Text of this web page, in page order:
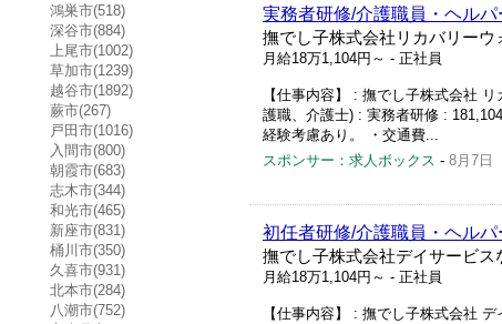
鴻巣市(518)
深谷市(884)
上尾市(1002)
草加市(1239)
越谷市(1892)
蕨市(267)
戸田市(1016)
入間市(800)
朝霞市(683)
志木市(344)
和光市(465)
新座市(831)
桶川市(350)
久喜市(931)
北本市(284)
八潮市(752)
実務者研修/介護職員・ヘル
撫でし子株式会社リカバリーウ
月給18万1,104円～ - 正社員
【仕事内容】 : 撫でし子株式会社
護職、介護士) : 実務者研修 :
経験考慮あり。 ・交通費...
スポンサー：求人ボックス - 8月7日
初任者研修/介護職員・ヘル
撫でし子株式会社デイサービス
月給18万1,104円～ - 正社員
【仕事内容】 : 撫でし子株式会社